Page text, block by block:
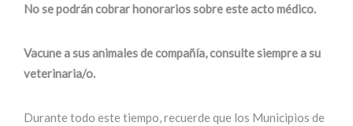
No se podrán cobrar honorarios sobre este acto médico.
Vacune a sus animales de compañía, consulte siempre a su
veterinaria/o.
Durante todo este tiempo, recuerde que los Municipios de